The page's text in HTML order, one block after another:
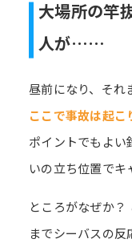
大場所の竿
人が……
昼前になり、それ
ここで事故は起こ
ポイントでもよい
いの立ち位置でキ
ところがなぜか
までシーバスの